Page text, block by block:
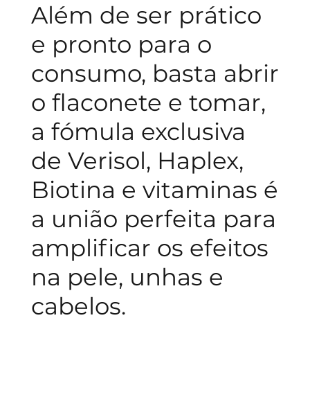
Além de ser prático
e pronto para o
consumo, basta abrir
o flaconete e tomar,
a fómula exclusiva
de Verisol, Haplex,
Biotina e vitaminas é
a união perfeita para
amplificar os efeitos
na pele, unhas e
cabelos.